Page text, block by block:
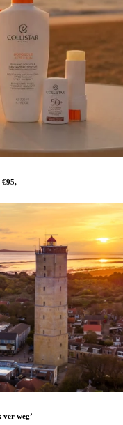
€95,-
ver weg’